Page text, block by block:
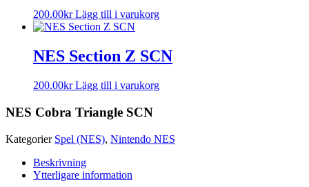
200.00kr Lägg till i varukorg
NES Section Z SCN
200.00kr Lägg till i varukorg
NES Cobra Triangle SCN
Kategorier Spel (NES), Nintendo NES
Beskrivning
Ytterligare information